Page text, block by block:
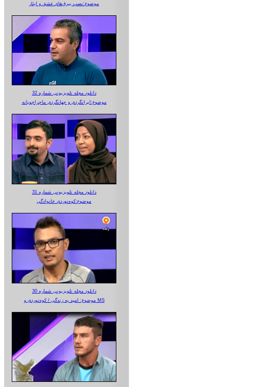
موضوع:نصب بیرق‌های عشق و ایثار
دانلود مجله تلویزیونی شماره 32
موضوع:ایرانگردی و جهانگردی ماجراجویانه
دانلود مجله تلویزیونی شماره 31
موضوع:کوه‌نوردی خانوادگی
دانلود مجله تلویزیونی شماره 30
موضوع: امید به زندگی / کوه‌نوردی و MS